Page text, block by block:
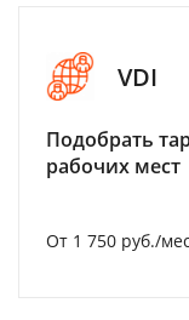
VDI
Подобрать
рабочих мест
От 1 750 руб./